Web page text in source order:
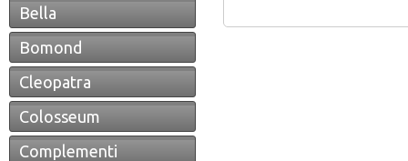
Bella
Bomond
Cleopatra
Colosseum
Complementi